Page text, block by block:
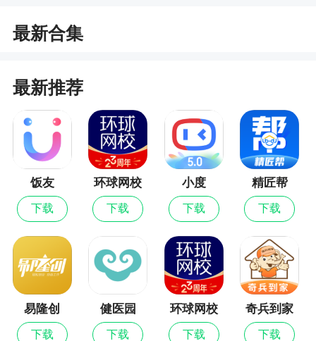
的生活娱乐信息内容
地资讯服务平台，是本地官方门户网站手机客户端
软件，权威发布，丰富的热点资讯自由阅读，智能
推荐兴趣内容，还有丰富的电视节目、直播免费
看，连州百姓手机必备软件，欢迎下载体验
更新日志
本次更新内容：优化用户体验
最新合集
最新推荐
饭友
下载
环球网校
最新版
下载
小度
下载
精匠帮
下载
易隆创
下载
健医园
下载
环球网校
下载
奇兵到家
下载